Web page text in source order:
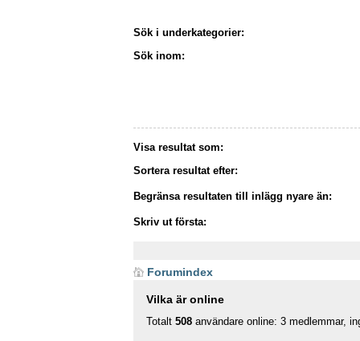
Sök i underkategorier:
Sök inom:
Visa resultat som:
Sortera resultat efter:
Begränsa resultaten till inlägg nyare än:
Skriv ut första:
Forumindex
Vilka är online
Totalt 508 användare online: 3 medlemmar,